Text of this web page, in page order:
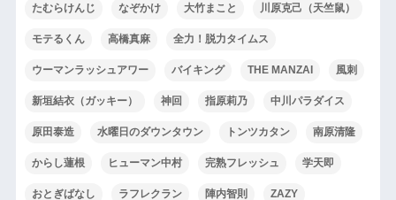
たむらけんじ なぞかけ 大竹まこと 川原克己（天竺鼠）
モテるくん 高橋真麻 全力！脱力タイムス
ウーマンラッシュアワー バイキング THE MANZAI 風刺
新垣結衣（ガッキー） 神回 指原莉乃 中川パラダイス
原田泰造 水曜日のダウンタウン トンツカタン 南原清隆
からし蓮根 ヒューマン中村 完熟フレッシュ 学天即
おとぎばなし ラフレクラン 陣内智則 ZAZY